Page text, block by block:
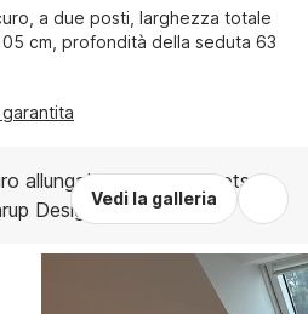
Vedi la galleria
a due posti, larghezza totale
cm, profondità della seduta 63